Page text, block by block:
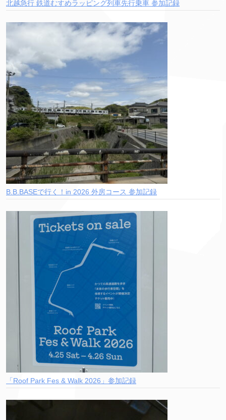
北越急行 鉄道むすめラッピング列車先行乗車 参加記録
B.B.BASEで行く！in 2026 外房コース 参加記録
「Roof Park Fes & Walk 2026」参加記録